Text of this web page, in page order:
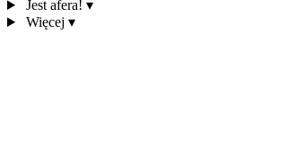
Jest afera! ▾
Więcej ▾